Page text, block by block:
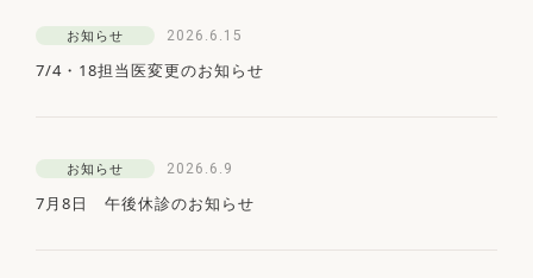
お知らせ
2026.6.15
7/4・18担当医変更のお知らせ
お知らせ
2026.6.9
7月8日 午後休診のお知らせ